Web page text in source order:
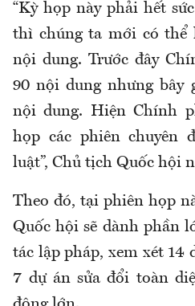
“Kỳ họp này phải hết
thì chúng ta mới có thể
nội dung. Trước đây
90 nội dung nhưng bây
nội dung. Hiện Chính
họp các phiên chuyên
luật”, Chủ tịch Quốc hội
Theo đó, tại phiên họp
Quốc hội sẽ dành phần
tác lập pháp, xem xét 14
7 dự án sửa đổi toàn